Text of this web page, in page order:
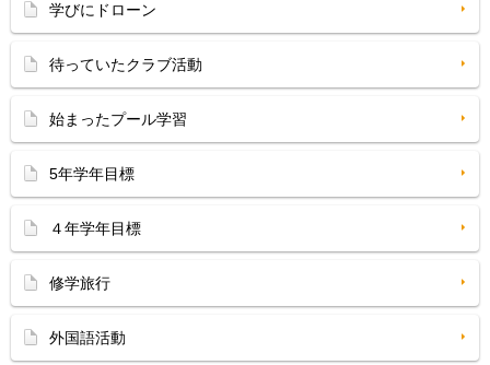
学びにドローン
待っていたクラブ活動
始まったプール学習
5年学年目標
４年学年目標
修学旅行
外国語活動